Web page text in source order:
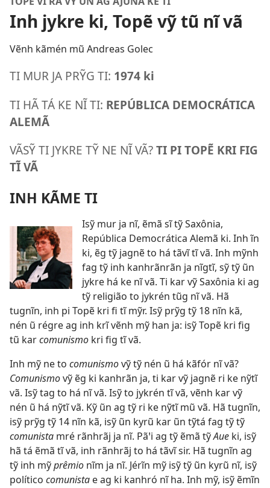
Inh jykre ki, Topẽ vỹ tũ nĩ vã
Vẽnh kãmén mũ Andreas Golec
TI MUR JA PRỸG TI: 1974 ki
TI HÃ TÁ KE NĨ TI: REPÚBLICA DEMOCRÁTICA
ALEMÃ
VÃSỸ TI JYKRE TỸ NE NĨ VÃ?TI PI TOPẼ KRI FIG
TĨ VÃ
INH KÃME TI
Isỹ mur ja nĩ, ẽmã sĩ tỹ Saxônia,
República Democrática Alemã ki. Inh ĩn
ki, ẽg tỹ jagnẽ to há tãvĩ tĩ vã. Inh mỹnh
fag tỹ inh kanhrãnrãn ja nĩgtĩ, sỹ tỹ ũn
jykre há ke nĩ vã. Ti kar vỹ Saxônia ki ag
tỹ religião to jykrén tũg nĩ vã. Hã
tugnĩn, inh pi Topẽ kri fi tĩ mỹr. Isỹ prỹg tỹ 18 nĩn kã,
nén ũ régre ag inh krĩ vẽnh mỹ han ja: isỹ Topẽ kri fig
tũ karcomunismo kri fig tĩ vã.
Inh mỹ ne to comunismovỹ tỹ nén ũ há kãfór nĩ vã?
Comunismovỹ ẽg ki kanhrãn ja, ti kar vỹ jagnẽ ri ke nỹtĩ
vã. Isỹ tag to há nĩ vã. Isỹ to jykrén tĩ vã, vẽnh kar vỹ
nén ũ há nỹtĩ vã. Kỹ ũn ag tỹ ri ke nỹtĩ mũ vã. Hã tugnĩn,
isỹ prỹg tỹ 14 nĩn kã, isỹ ũn kyrũ kar ũn tỹtá fag tỹ tỹ
comunista mré rãnhrãj ja nĩ. Pãꞌi ag tỹ ẽmã tỹAue ki, isỹ
hã tá ẽmã tĩ vã, inh rãnhrãj to há tãvĩ sir. Hã tugnĩn ag
tỹ inh mỹprêmio nĩm ja nĩ. Jérĩn mỹ isỹ tỹ ũn kyrũ nĩ, isỹ
político comunista e ag ki kanhró nĩ ha. Inh mỹ, isỹ ẽmĩn